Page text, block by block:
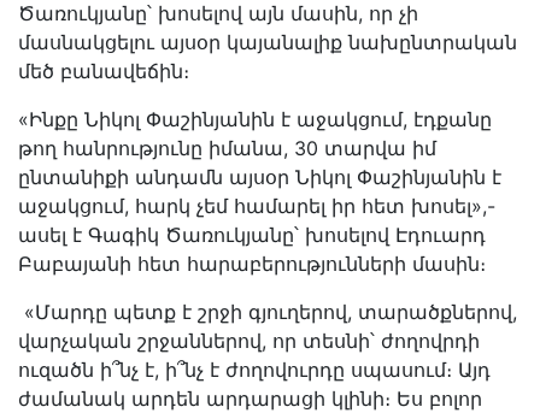
Ծառուկյանը՝ խոսելով այն մասին, որ չի
մասնակցելու այսօր կայանալիք նախընտրական
մեծ բանավեճին։
«Ինքը Նիկոլ Փաշինյանին է աջակցում, էդքանը
թող հանրությունը իմանա, 30 տարվա իմ
ընտանիքի անդամն այսօր Նիկոլ Փաշինյանին է
աջակցում, հարկ չեմ համարել իր հետ խոսել»,-
ասել է Գագիկ Ծառուկյանը՝ խոսելով Էդուարդ
Բաբայանի հետ հարաբերությունների մասին։
«Մարդը պետք է շրջի գյուղերով, տարածքներով,
վարչական շրջաններով, որ տեսնի՝ ժողովրդի
ուզածն ի՞նչ է, ի՞նչ է ժողովուրդը սպասում։ Այդ
ժամանակ արդեն արդարացի կլինի։ Ես բոլոր